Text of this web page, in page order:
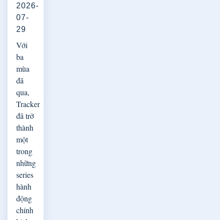
2026-
07-
29
Với
ba
mùa
đã
qua,
Tracker
đã trở
thành
một
trong
những
series
hành
động
chính